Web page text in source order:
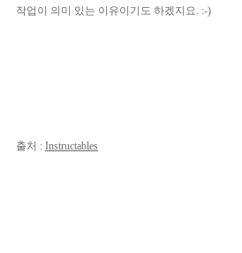
작업이 의미 있는 이유이기도 하겠지요. :-)
출처 : Instructables